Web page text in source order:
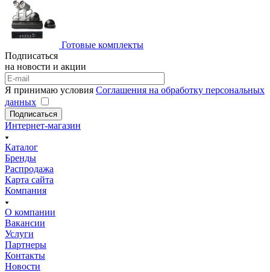
Готовые комплекты
Подписаться
на новости и акции
Я принимаю условия Соглашения на обработку персональных
данных
Подписаться
Интернет-магазин
Каталог
Бренды
Распродажа
Карта сайта
Компания
О компании
Вакансии
Услуги
Партнеры
Контакты
Новости